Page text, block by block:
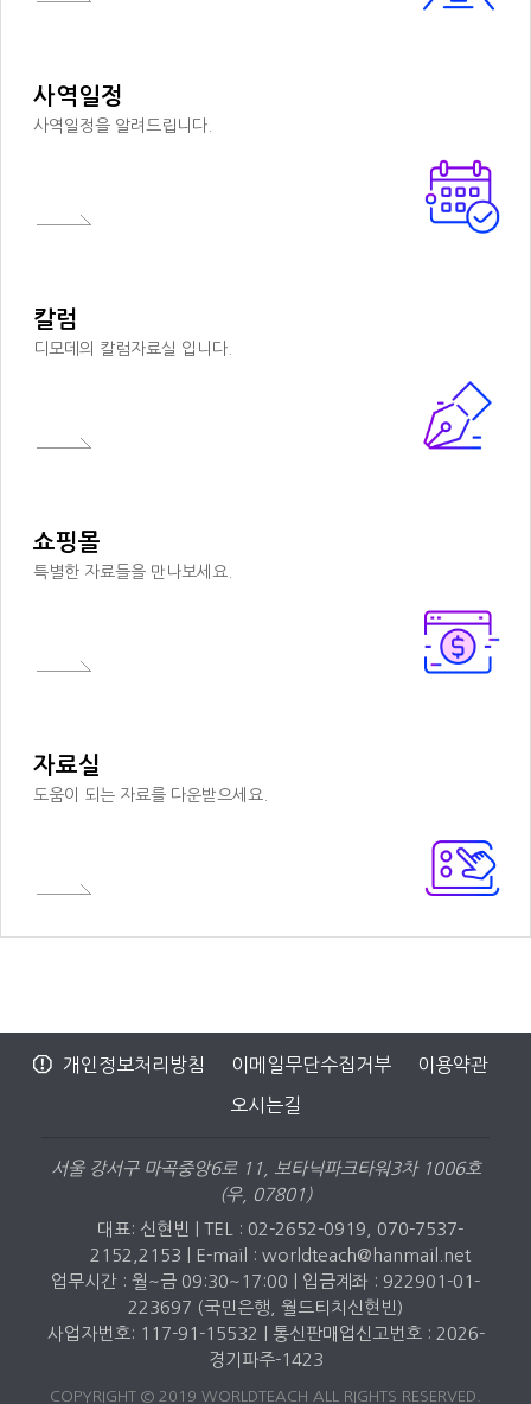
사역일정
사역일정을 알려드립니다.
칼럼
디모데의 칼럼자료실 입니다.
쇼핑몰
특별한 자료들을 만나보세요.
자료실
도움이 되는 자료를 다운받으세요.
개인정보처리방침 이메일무단수집거부 이용약관
오시는길
서울 강서구 마곡중앙6로 11, 보타닉파크타워3차 1006호
(우, 07801)
대표: 신현빈 | TEL : 02-2652-0919, 070-7537-
2152,2153 |
E-mail : worldteach@hanmail.net
업무시간 : 월~금 09:30~17:00 | 입금계좌 : 922901-01-
223697 (국민은행, 월드티치신현빈)
사업자번호: 117-91-15532 | 통신판매업신고번호 : 2026-
경기파주-1423
COPYRIGHT © 2019 WORLDTEACH ALL RIGHTS RESERVED.